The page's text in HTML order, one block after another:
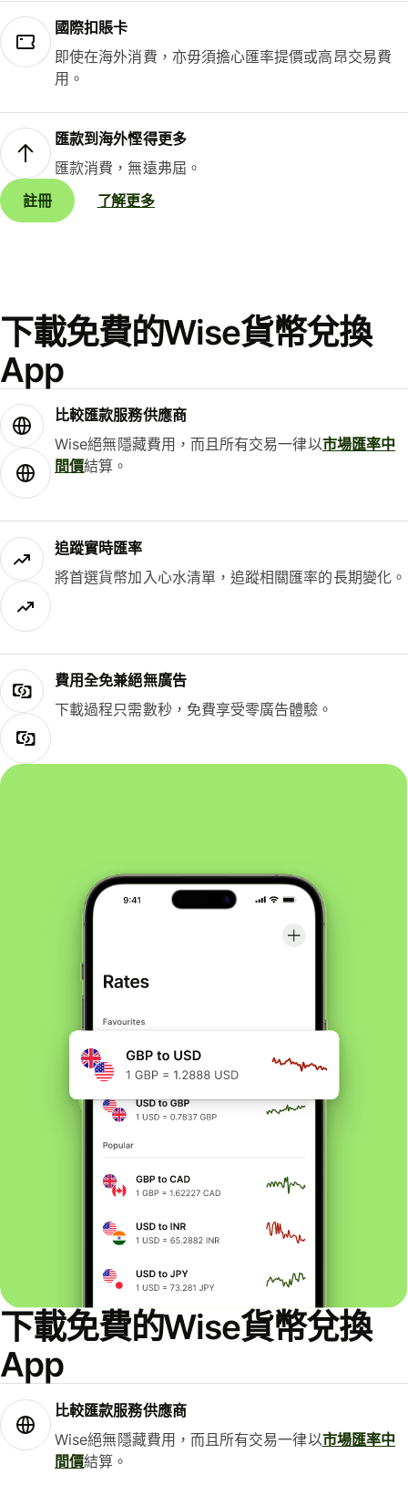
國際扣賬卡
即使在海外消費，亦毋須擔心匯率提價或高昂交易費
用。
匯款到海外慳得更多
匯款消費，無遠弗屆。
註冊
了解更多
下載免費的Wise貨幣兌換
App
比較匯款服務供應商
Wise絕無隱藏費用，而且所有交易一律以市場匯率中
間價結算。
追蹤實時匯率
將首選貨幣加入心水清單，追蹤相關匯率的長期變化。
費用全免兼絕無廣告
下載過程只需數秒，免費享受零廣告體驗。
下載免費的Wise貨幣兌換
App
比較匯款服務供應商
Wise絕無隱藏費用，而且所有交易一律以市場匯率中
間價結算。